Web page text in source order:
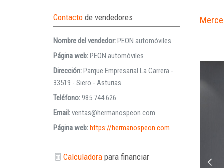
Contacto de vendedores
Nombre del vendedor:PEON automóviles
Página web:PEON automóviles
Dirección:Parque Empresarial La Carrera -
33519 - Siero - Asturias
Teléfono:985 744 626
Email:ventas@hermanospeon.com
Página web:https://hermanospeon.com
Calculadorapara financiar